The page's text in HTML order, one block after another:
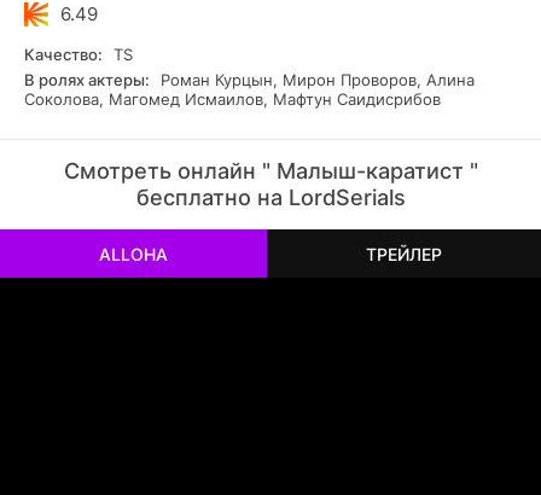
6.49
Качество:
TS
В ролях актеры:
Роман Курцын, Мирон Проворов, Алина
Соколова, Магомед Исмаилов, Мафтун Саидисрибов
Смотреть онлайн " Малыш-каратист "
бесплатно на LordSerials
РЕКЛАМА
РЕКЛАМА
РЕКЛАМА
РЕКЛАМАALLOHA ТРЕЙЛЕР